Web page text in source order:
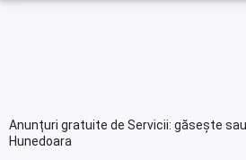
Anunțuri gratuite de Servicii: găsește
Hunedoara